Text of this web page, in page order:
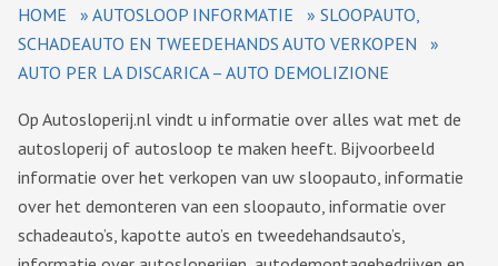
HOME » AUTOSLOOP INFORMATIE » SLOOPAUTO,
SCHADEAUTO EN TWEEDEHANDS AUTO VERKOPEN
»
AUTO PER LA DISCARICA – AUTO DEMOLIZIONE
Op Autosloperij.nl vindt u informatie over alles wat met de
autosloperij of autosloop te maken heeft. Bijvoorbeeld
informatie over het verkopen van uw sloopauto, informatie
over het demonteren van een sloopauto, informatie over
schadeauto’s, kapotte auto’s en tweedehandsauto’s,